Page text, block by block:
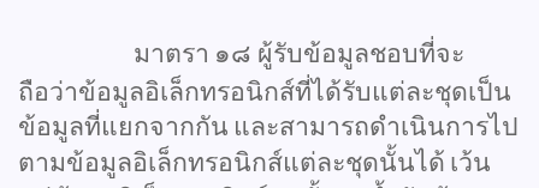
มาตรา ๑๘ ผู้รับข้อมูลชอบที่จะ
ถือว่าข้อมูลอิเล็กทรอนิกส์ที่ได้รับแต่ละชุดเป็น
ข้อมูลที่แยกจากกัน และสามารถดำเนินการไป
ตามข้อมูลอิเล็กทรอนิกส์แต่ละชุดนั้นได้ เว้น